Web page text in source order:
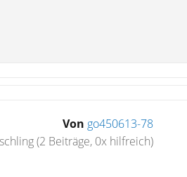
Von go450613-78
(2 Beiträge, 0x hilfreich)